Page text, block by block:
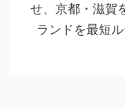
せ、京都・滋賀
ランドを最短